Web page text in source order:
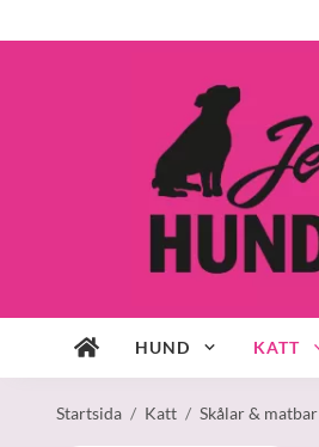
HUND KATT
Startsida / Katt / Skålar & matbar